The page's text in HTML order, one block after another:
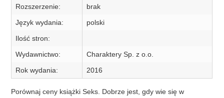
Rozszerzenie:
brak
Język wydania:
polski
Ilość stron:
Wydawnictwo:
Charaktery Sp. z o.o.
Rok wydania:
2016
Porównaj ceny książki Seks. Dobrze jest, gdy wie się w